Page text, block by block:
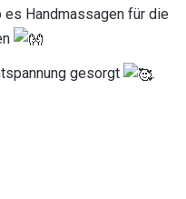
es Handmassagen für die
gesorgt .